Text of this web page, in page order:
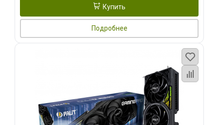
Купить
Подробнее